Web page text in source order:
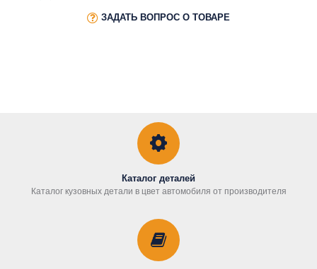
ЗАДАТЬ ВОПРОС О ТОВАРЕ
Каталог деталей
Каталог кузовных детали в цвет автомобиля от производителя